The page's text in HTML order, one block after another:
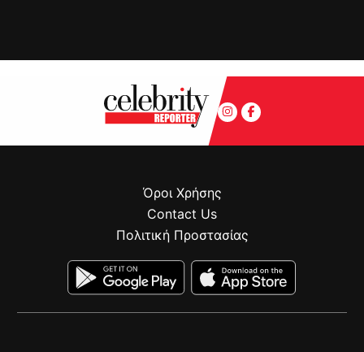
Όροι Χρήσης
Contact Us
Πολιτική Προστασίας